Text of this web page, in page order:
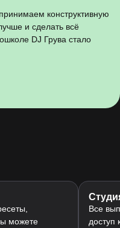
конструктивную
и сделать всё
DJ Грува стало
можете
Все
доступ